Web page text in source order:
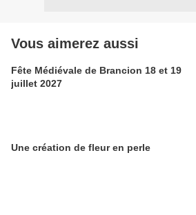
Vous aimerez aussi
Fête Médiévale de Brancion 18 et 19
juillet 2027
Une création de fleur en perle